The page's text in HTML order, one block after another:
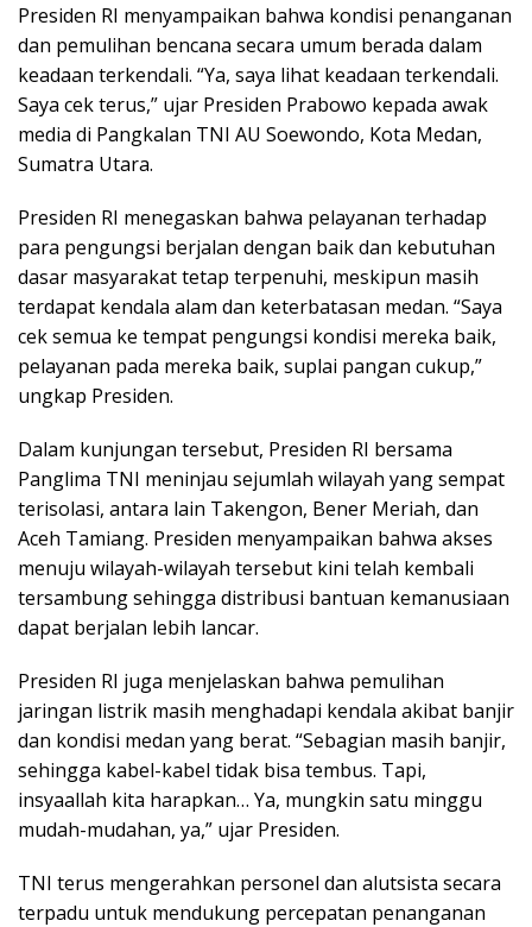
Presiden RI menyampaikan bahwa kondisi penanganan
dan pemulihan bencana secara umum berada dalam
keadaan terkendali. “Ya, saya lihat keadaan terkendali.
Saya cek terus,” ujar Presiden Prabowo kepada awak
media di Pangkalan TNI AU Soewondo, Kota Medan,
Sumatra Utara.
Presiden RI menegaskan bahwa pelayanan terhadap
para pengungsi berjalan dengan baik dan kebutuhan
dasar masyarakat tetap terpenuhi, meskipun masih
terdapat kendala alam dan keterbatasan medan. “Saya
cek semua ke tempat pengungsi kondisi mereka baik,
pelayanan pada mereka baik, suplai pangan cukup,”
ungkap Presiden.
Dalam kunjungan tersebut, Presiden RI bersama
Panglima TNI meninjau sejumlah wilayah yang sempat
terisolasi, antara lain Takengon, Bener Meriah, dan
Aceh Tamiang. Presiden menyampaikan bahwa akses
menuju wilayah-wilayah tersebut kini telah kembali
tersambung sehingga distribusi bantuan kemanusiaan
dapat berjalan lebih lancar.
Presiden RI juga menjelaskan bahwa pemulihan
jaringan listrik masih menghadapi kendala akibat banjir
dan kondisi medan yang berat. “Sebagian masih banjir,
sehingga kabel-kabel tidak bisa tembus. Tapi,
insyaallah kita harapkan… Ya, mungkin satu minggu
mudah-mudahan, ya,” ujar Presiden.
TNI terus mengerahkan personel dan alutsista secara
terpadu untuk mendukung percepatan penanganan